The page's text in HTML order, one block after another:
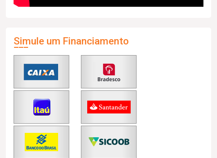
Simule um Financiamento